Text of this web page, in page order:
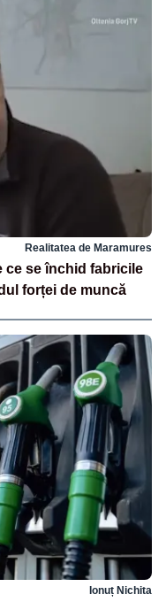
Realitatea de Maramures
ce se închid fabricile
forței de muncă
Ionuț Nichita